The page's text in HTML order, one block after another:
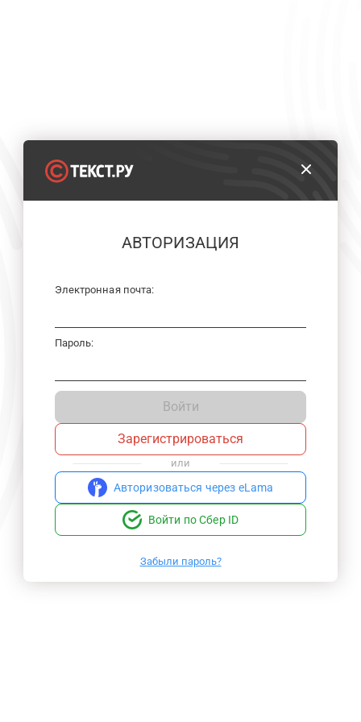
АВТОРИЗАЦИЯ
Электронная почта:
Пароль:
Войти
Зарегистрироваться
или
Авторизоваться через eLama
Войти по Сбер ID
Забыли пароль?